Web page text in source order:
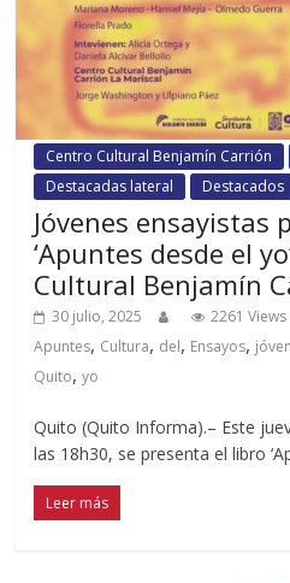
Centro Cultural Benjamín Carrión
Destacadas lateral
Destacados
Jóvenes ensayistas
‘Apuntes desde el
Cultural Benjamín
30 julio, 2025 2261 Views
Apuntes, Cultura, del, Ensayos,
Quito,yo
Quito (Quito Informa).– Este
las 18h30, se presenta el libro
Leer más